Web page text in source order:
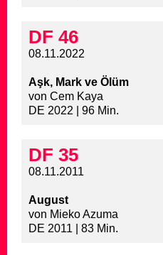
DF 46
08.11.2022
Aşk, Mark ve Ölüm
von Cem Kaya
DE 2022 | 96 Min.
DF 35
08.11.2011
August
von Mieko Azuma
DE 2011 | 83 Min.